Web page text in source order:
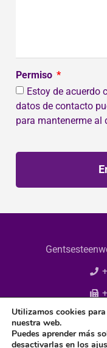
Permiso
Estoy de acuerdo
datos de contacto
para mantenerme al
Utilizamos cookies
nuestra web.
Puedes aprender más
desactivarlas en los